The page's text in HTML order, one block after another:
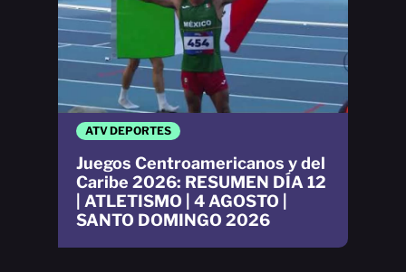
ATV DEPORTES
Juegos Centroamericanos y del
Caribe 2026: RESUMEN DÍA 12
| ATLETISMO | 4 AGOSTO |
SANTO DOMINGO 2026